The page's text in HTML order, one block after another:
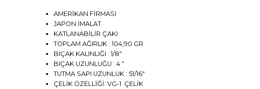
AMERİKAN FİRMASI
JAPON İMALAT
KATLANABİLİR ÇAKI
TOPLAM AĞIRLIK : 104,90 GR
BIÇAK KALINLIĞI : 1/8"
BIÇAK UZUNLUĞU : 4 "
TUTMA SAPI UZUNLUK : 51/16"
ÇELİK ÖZELLİĞİ: VG-1 ÇELİK